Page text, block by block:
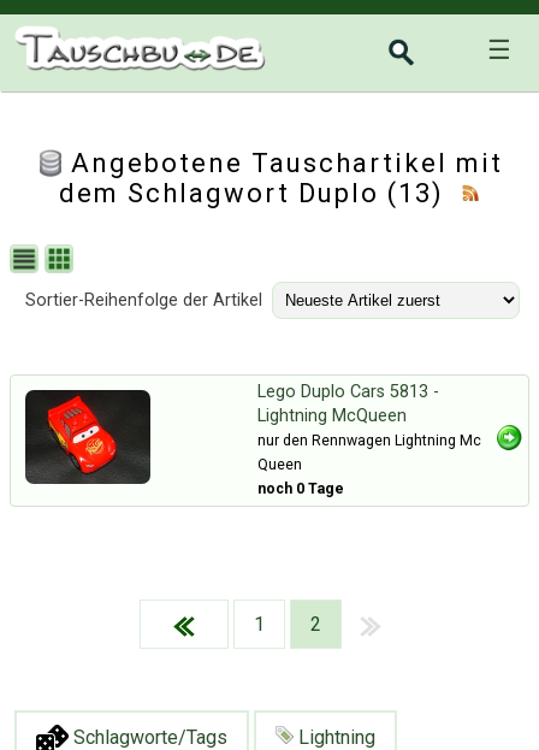
☰
Angebotene Tauschartikel mit
dem Schlagwort Duplo (13)
Sortier-Reihenfolge der Artikel
Lego Duplo Cars 5813 -
Lightning McQueen
nur den Rennwagen Lightning Mc
Queen
noch 0 Tage
1 2
Schlagworte/Tags Lightning